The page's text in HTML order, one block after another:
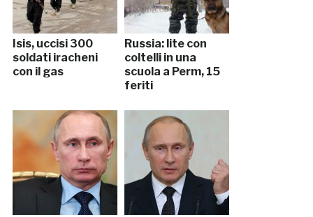
Isis, uccisi 300
soldati iracheni
con il gas
Russia: lite con
coltelli in una
scuola a Perm, 15
feriti